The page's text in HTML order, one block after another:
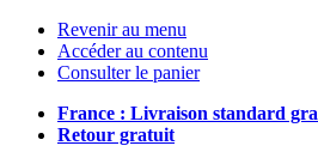
Revenir au menu
Accéder au contenu
Consulter le panier
France : Livraison standard
Retour gratuit